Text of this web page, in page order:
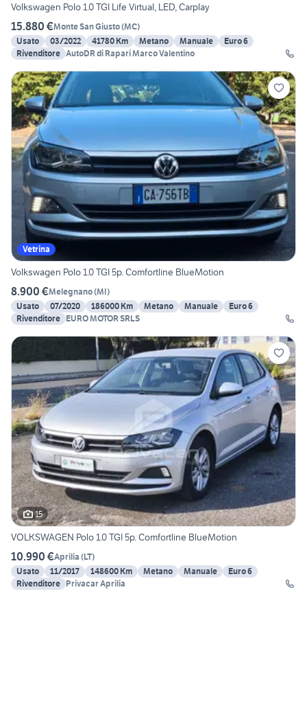
Volkswagen Polo 1.0 TGI Life Virtual, LED, Carplay
15.880 €Monte San Giusto(MC)
Usato
03/2022 41780 Km Metano Manuale
Euro 6
Rivenditore AutoDR di Rapari Marco Valentino
Vetrina
Volkswagen Polo 1.0 TGI 5p. Comfortline BlueMotion
8.900 €Melegnano(MI)
Usato
07/2020 186000 Km Metano Manuale
Euro 6
Rivenditore EURO MOTOR SRLS
15
VOLKSWAGEN Polo 1.0 TGI 5p. Comfortline BlueMotion
10.990 €Aprilia (LT)
Usato
11/2017 148600 Km Metano Manuale
Euro 6
Rivenditore Privacar Aprilia